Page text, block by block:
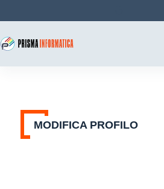
al
contenuto
MODIFICA PROFILO